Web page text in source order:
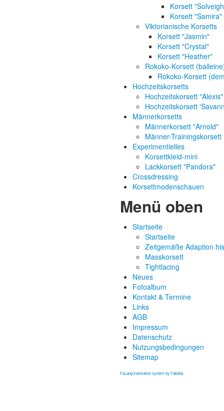
Korsett
Korsett "Samira"
Viktorianische Korsetts
Korsett "Jasmin"
Korsett "Crystal"
Korsett "Heather"
Rokoko-Korsett
Rokoko-Korsett
Hochzeitskorsetts
Hochzeitskorsett "Alexis"
Hochzeitskorsett
Männerkorsetts
Männerkorsett "Arnold"
Männer-Trainingskorsett
Experimentielles
Korsettkleid-mini
Lackkorsett "Pandora"
Crossdressing
Korsettmodenschauen
Menü oben
Startseite
Startseite
Zeitgemäße Adaption
Masskorsett
Tightlacing
Neues
Fotoalbum
Kontakt & Termine
Links
AGB
Impressum
Datenschutz
Nutzungsbedingungen
Sitemap
FaLang translation system by Faboba